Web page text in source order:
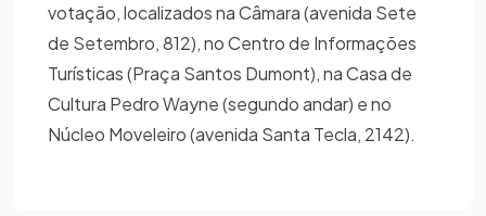
votação, localizados na Câmara (avenida Sete
de Setembro, 812), no Centro de Informações
Turísticas (Praça Santos Dumont), na Casa de
Cultura Pedro Wayne (segundo andar) e no
Núcleo Moveleiro (avenida Santa Tecla, 2142).